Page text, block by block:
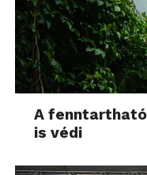
A
is védi